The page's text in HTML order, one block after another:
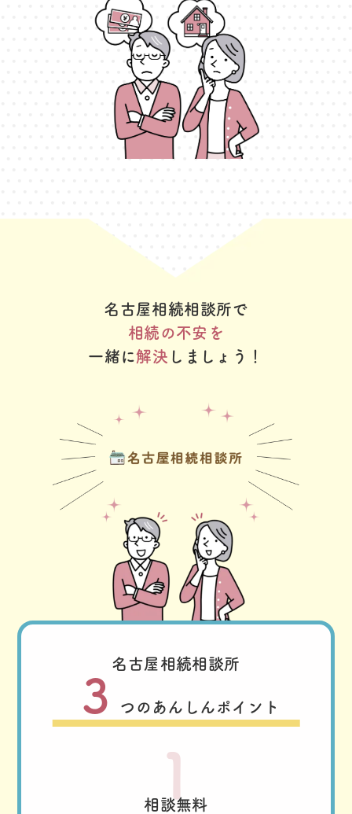
名古屋相続相談所で
相続の不安を
一緒に解決 しましょう！
名古屋相続相談所
３ つのあんしんポイント
1
相談無料